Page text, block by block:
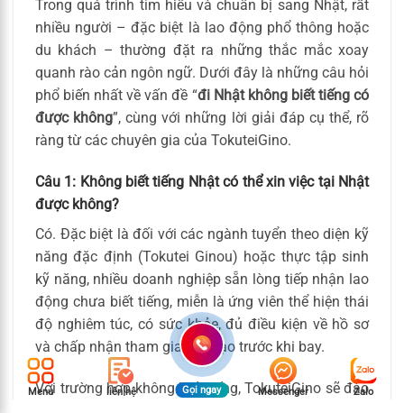
Trong quá trình tìm hiểu và chuẩn bị sang Nhật, rất
nhiều người – đặc biệt là lao động phổ thông hoặc
du khách – thường đặt ra những thắc mắc xoay
quanh rào cản ngôn ngữ. Dưới đây là những câu hỏi
phổ biến nhất về vấn đề “đi Nhật không biết tiếng có
được không”, cùng với những lời giải đáp cụ thể, rõ
ràng từ các chuyên gia của TokuteiGino.
Câu 1: Không biết tiếng Nhật có thể xin việc tại Nhật
được không?
Có. Đặc biệt là đối với các ngành tuyển theo diện kỹ
năng đặc định (Tokutei Ginou) hoặc thực tập sinh
kỹ năng, nhiều doanh nghiệp sẵn lòng tiếp nhận lao
động chưa biết tiếng, miễn là ứng viên thể hiện thái
độ nghiêm túc, có sức khỏe, đủ điều kiện về hồ sơ
và chấp nhận tham gia đào tạo trước khi bay.
Với trường hợp không biết tiếng, TokuteiGino sẽ đào
Menu liên hệ Gọi ngay Messenger Zalo